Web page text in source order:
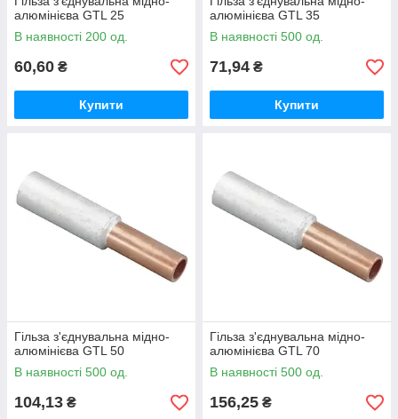
алюмінієва GTL 25
В наявності 200 од.
60,60 ₴
Купити
алюмінієва GTL 35
В наявності 500 од.
71,94 ₴
Купити
Гільза з'єднувальна мідно-
алюмінієва GTL 50
В наявності 500 од.
104,13 ₴
Гільза з'єднувальна мідно-
алюмінієва GTL 70
В наявності 500 од.
156,25 ₴